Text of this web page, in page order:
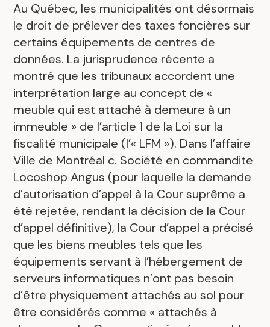
Au Québec, les municipalités ont désormais
le droit de prélever des taxes foncières sur
certains équipements de centres de
données. La jurisprudence récente a
montré que les tribunaux accordent une
interprétation large au concept de «
meuble qui est attaché à demeure à un
immeuble » de l’article 1 de la Loi sur la
fiscalité municipale (l’« LFM »). Dans l’affaire
Ville de Montréal c. Société en commandite
Locoshop Angus (pour laquelle la demande
d’autorisation d’appel à la Cour suprême a
été rejetée, rendant la décision de la Cour
d’appel définitive), la Cour d’appel a précisé
que les biens meubles tels que les
équipements servant à l’hébergement de
serveurs informatiques n’ont pas besoin
d’être physiquement attachés au sol pour
être considérés comme « attachés à